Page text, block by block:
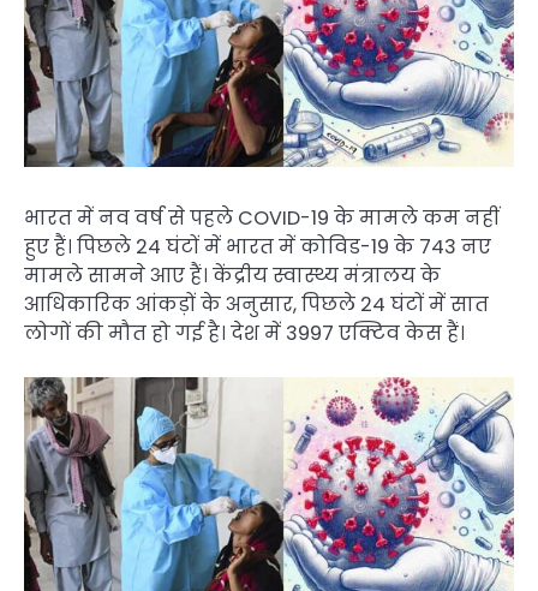
भारत में नव वर्ष से पहले COVID-19 के मामले कम नहीं
हुए हैं। पिछले 24 घंटों में भारत में कोविड-19 के 743 नए
मामले सामने आए हैं। केंद्रीय स्वास्थ्य मंत्रालय के
आधिकारिक आंकड़ों के अनुसार, पिछले 24 घंटों में सात
लोगों की मौत हो गई है। देश में 3997 एक्टिव केस हैं।